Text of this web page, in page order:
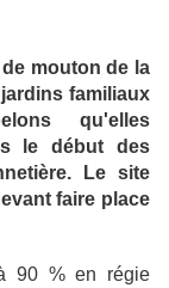
mouton de la
familiaux
qu'elles
le début des
Le site
faire place
90 % en régie